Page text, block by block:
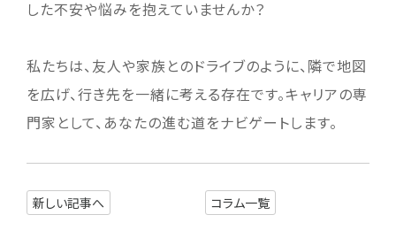
した不安や悩みを抱えていませんか？
私たちは、友人や家族とのドライブのように、隣で地図
を広げ、行き先を一緒に考える存在です。キャリアの専
門家として、あなたの進む道をナビゲートします。
新しい記事へ コラム一覧